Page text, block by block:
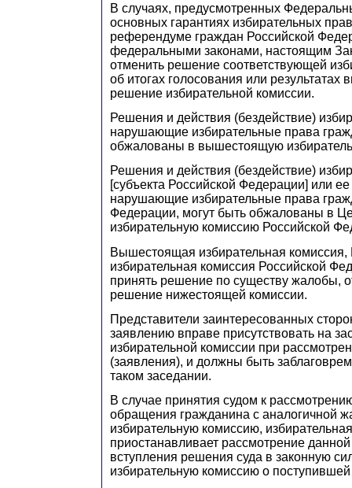
В случаях, предусмотренных
основных гарантиях избирательных
референдуме граждан Российской
федеральными законами, настоящим
отменить решение соответствующей
об итогах голосования или результатах
решение избирательной комиссии.
Решения и действия (бездействие)
нарушающие избирательные права
обжалованы в вышестоящую
Решения и действия (бездействие)
[субъекта Российской Федерации] или
нарушающие избирательные права
Федерации, могут быть обжалованы в
избирательную комиссию Российской
Вышестоящая избирательная комиссия,
избирательная комиссия Российской
принять решение по существу жалобы,
решение нижестоящей комиссии.
Представители заинтересованных
заявлению вправе присутствовать на
избирательной комиссии при
(заявления), и должны быть
таком заседании.
В случае принятия судом к
обращения гражданина с аналогичной
избирательную комиссию,
приостанавливает рассмотрение
вступления решения суда в законную
избирательную комиссию о